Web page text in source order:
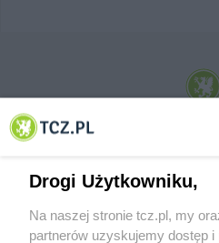
© 2001-2026 Tczew - TCZ.PL Sp. z o.o.
Drogi Użytkowniku,
Na naszej stronie tcz.pl, my
partnerów uzyskujemy dostęp